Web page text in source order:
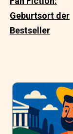
Geburtsort der
Bestseller